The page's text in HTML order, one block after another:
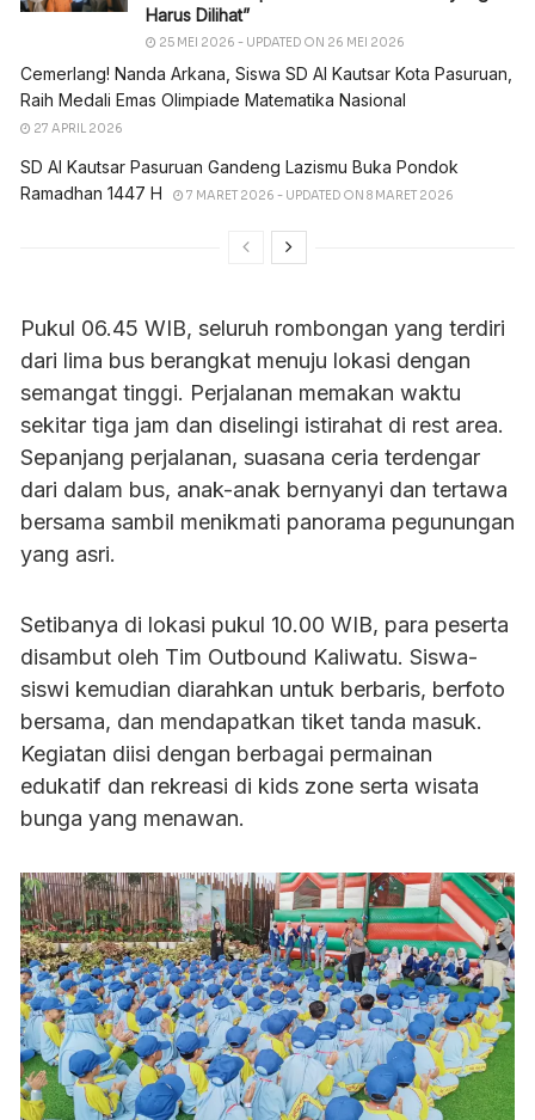
Harus Dilihat”
25 MEI 2026 - UPDATED ON 26 MEI 2026
Cemerlang! Nanda Arkana, Siswa SD Al Kautsar Kota Pasuruan,
Raih Medali Emas Olimpiade Matematika Nasional
27 APRIL 2026
SD Al Kautsar Pasuruan Gandeng Lazismu Buka Pondok
Ramadhan 1447 H
7 MARET 2026 - UPDATED ON 8 MARET 2026
Pukul 06.45 WIB, seluruh rombongan yang terdiri
dari lima bus berangkat menuju lokasi dengan
semangat tinggi. Perjalanan memakan waktu
sekitar tiga jam dan diselingi istirahat di rest area.
Sepanjang perjalanan, suasana ceria terdengar
dari dalam bus, anak-anak bernyanyi dan tertawa
bersama sambil menikmati panorama pegunungan
yang asri.
Setibanya di lokasi pukul 10.00 WIB, para peserta
disambut oleh Tim Outbound Kaliwatu. Siswa-
siswi kemudian diarahkan untuk berbaris, berfoto
bersama, dan mendapatkan tiket tanda masuk.
Kegiatan diisi dengan berbagai permainan
edukatif dan rekreasi di kids zone serta wisata
bunga yang menawan.